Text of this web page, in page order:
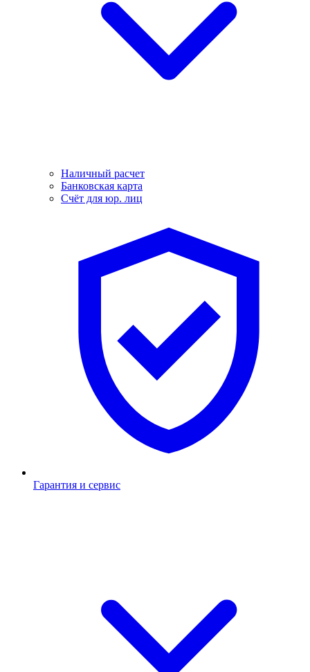
Наличный расчет
Банковская карта
Счёт для юр. лиц
Гарантия и сервис